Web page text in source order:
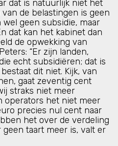
dat is natuurlijk niet het
de belastingen is geen
wel geen subsidie, maar
dat kan het kabinet dan
de opwekking van
“Er zijn landen,
echt subsidiëren; dat is
dit niet. Kijk, van
gaat zeventig cent
straks niet meer
operators het niet meer
precies nul cent naar
het over de verdeling
geen taart meer is, valt er